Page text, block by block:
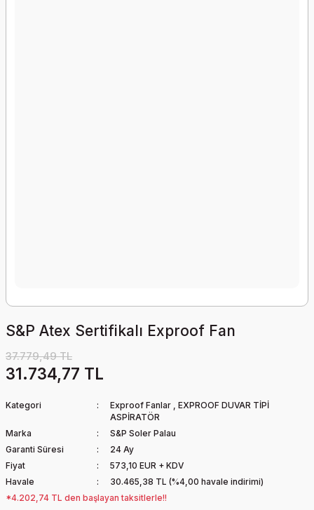
S&P Atex Sertifikalı Exproof Fan
37.779,49 TL
31.734,77 TL
Kategori Exproof Fanlar , EXPROOF DUVAR TİPİ
ASPİRATÖR
Marka
S&P Soler Palau
Garanti Süresi
24 Ay
Fiyat
573,10 EUR + KDV
Havale
30.465,38 TL (%4,00 havale indirimi)
*4.202,74 TL den başlayan taksitlerle!!